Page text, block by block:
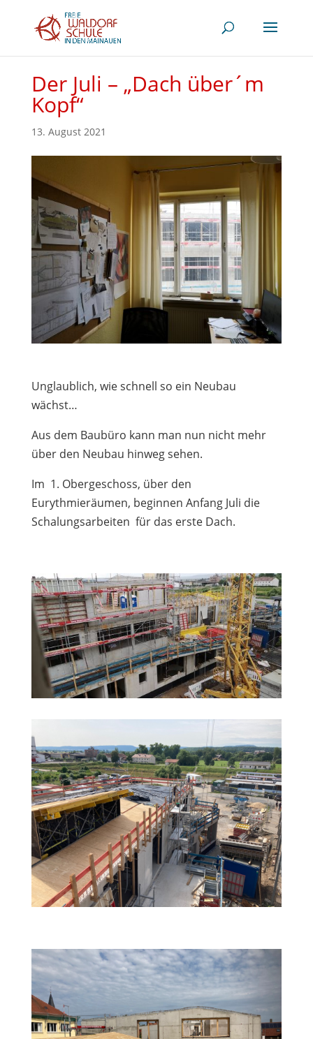
Der Juli – „Dach über´m
Kopf“
13. August 2021
Unglaublich, wie schnell so ein Neubau
wächst…
Aus dem Baubüro kann man nun nicht mehr
über den Neubau hinweg sehen.
Im 1. Obergeschoss, über den
Eurythmieräumen, beginnen Anfang Juli die
Schalungsarbeiten für das erste Dach.